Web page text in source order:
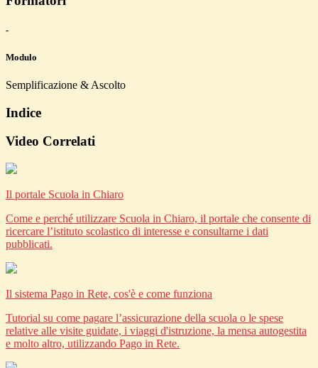
-
Modulo
Semplificazione & Ascolto
Indice
Video Correlati
Il portale Scuola in Chiaro
Come e perché utilizzare Scuola in Chiaro, il portale che consente di
ricercare l’istituto scolastico di interesse e consultarne i dati
pubblicati.
Il sistema Pago in Rete, cos'è e come funziona
Tutorial su come pagare l’assicurazione della scuola o le spese
relative alle visite guidate, i viaggi d'istruzione, la mensa autogestita
e molto altro, utilizzando Pago in Rete.